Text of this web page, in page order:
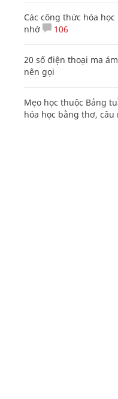
Các công thức hóa
nhớ
106
20 số điện thoại ma
nên gọi
Mẹo học thuộc Bảng
hóa học bằng thơ, câu